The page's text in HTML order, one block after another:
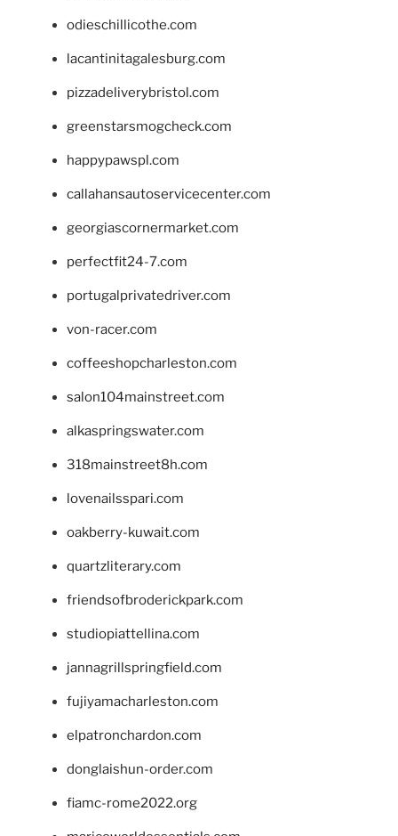
odieschillicothe.com
lacantinitagalesburg.com
pizzadeliverybristol.com
greenstarsmogcheck.com
happypawspl.com
callahansautoservicecenter.com
georgiascornermarket.com
perfectfit24-7.com
portugalprivatedriver.com
von-racer.com
coffeeshopcharleston.com
salon104mainstreet.com
alkaspringswater.com
318mainstreet8h.com
lovenailsspari.com
oakberry-kuwait.com
quartzliterary.com
friendsofbroderickpark.com
studiopiattellina.com
jannagrillspringfield.com
fujiyamacharleston.com
elpatronchardon.com
donglaishun-order.com
fiamc-rome2022.org